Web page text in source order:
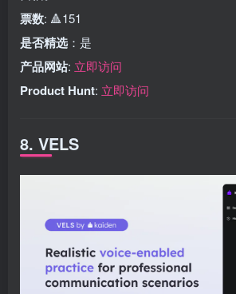
票数: 🔺151
是否精选 ：是
产品网站: 立即访问
Product Hunt: 立即访问
8. VELS